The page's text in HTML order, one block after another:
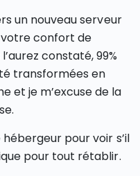
un nouveau serveur
confort de
constaté, 99%
transformées en
et je m’excuse de la
pour voir s’il
pour tout rétablir.